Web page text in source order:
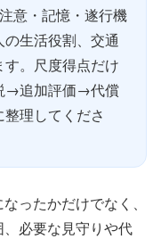
意・記憶・遂行機
生活役割、交通
。尺度得点だけ
→追加評価→代償
理してくださ
ったかだけでなく、
必要な見守りや代